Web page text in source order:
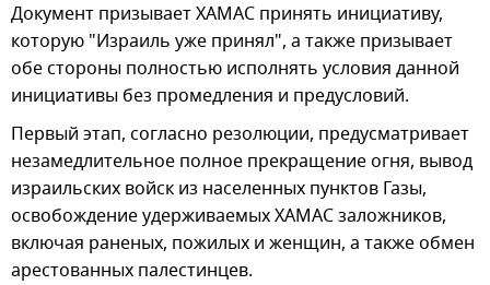
Документ призывает ХАМАС принять инициативу,
которую "Израиль уже принял", а также призывает
обе стороны полностью исполнять условия данной
инициативы без промедления и предусловий.
Первый этап, согласно резолюции, предусматривает
незамедлительное полное прекращение огня, вывод
израильских войск из населенных пунктов Газы,
освобождение удерживаемых ХАМАС заложников,
включая раненых, пожилых и женщин, а также обмен
арестованных палестинцев.